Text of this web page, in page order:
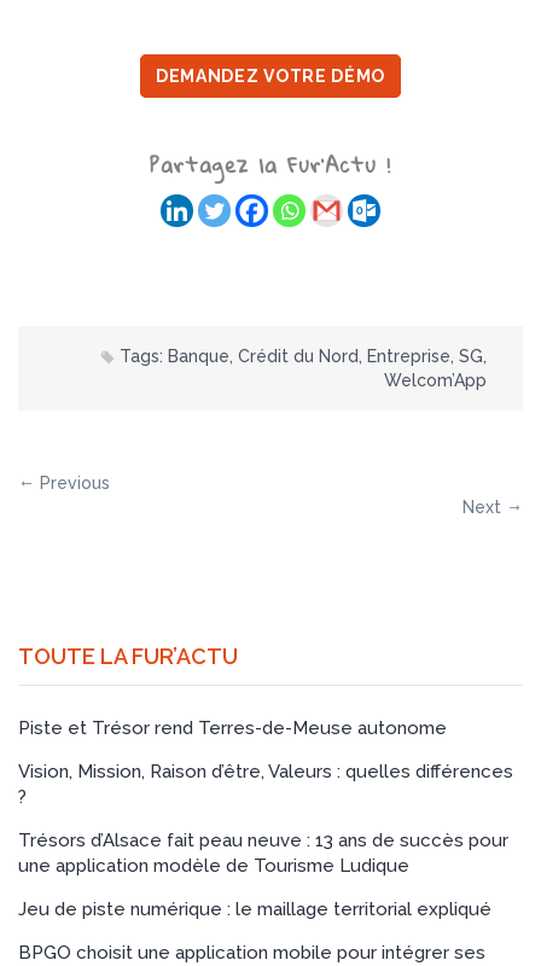
DEMANDEZ VOTRE DÉMO
Partagez la Fur'Actu !
Tags: Banque, Crédit du Nord, Entreprise, SG,
Welcom’App
Previous
Next
TOUTE LA FUR’ACTU
Piste et Trésor rend Terres-de-Meuse autonome
Vision, Mission, Raison d’être, Valeurs : quelles différences
?
Trésors d’Alsace fait peau neuve : 13 ans de succès pour
une application modèle de Tourisme Ludique
Jeu de piste numérique : le maillage territorial expliqué
BPGO choisit une application mobile pour intégrer ses